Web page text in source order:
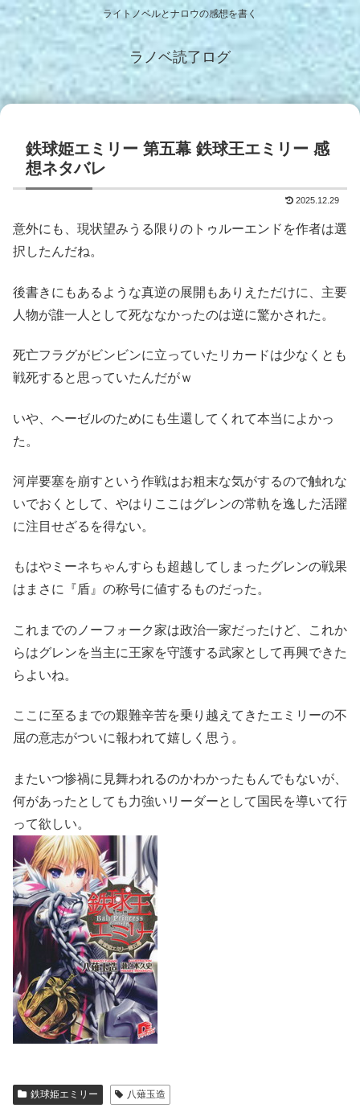
ライトノベルとナロウの感想を書く
ラノベ読了ログ
鉄球姫エミリー 第五幕 鉄球王エミリー 感
想ネタバレ
2025.12.29
意外にも、現状望みうる限りのトゥルーエンドを作者は選
択したんだね。
後書きにもあるような真逆の展開もありえただけに、主要
人物が誰一人として死ななかったのは逆に驚かされた。
死亡フラグがビンビンに立っていたリカードは少なくとも
戦死すると思っていたんだがｗ
いや、ヘーゼルのためにも生還してくれて本当によかっ
た。
河岸要塞を崩すという作戦はお粗末な気がするので触れな
いでおくとして、やはりここはグレンの常軌を逸した活躍
に注目せざるを得ない。
もはやミーネちゃんすらも超越してしまったグレンの戦果
はまさに『盾』の称号に値するものだった。
これまでのノーフォーク家は政治一家だったけど、これか
らはグレンを当主に王家を守護する武家として再興できた
らよいね。
ここに至るまでの艱難辛苦を乗り越えてきたエミリーの不
屈の意志がついに報われて嬉しく思う。
またいつ惨禍に見舞われるのかわかったもんでもないが、
何があったとしても力強いリーダーとして国民を導いて行
って欲しい。
鉄球姫エミリー 八薙玉造